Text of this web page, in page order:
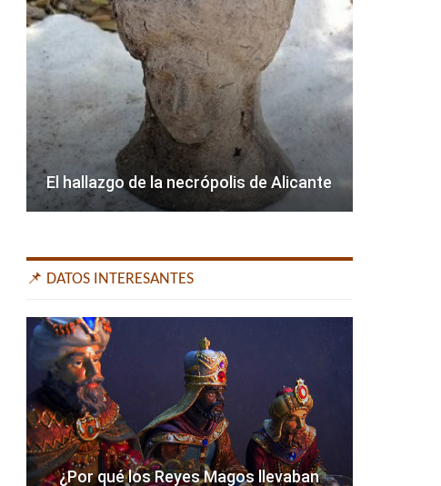
El hallazgo de la necrópolis de Alicante
📌 DATOS INTERESANTES
¿Por qué los Reyes Magos llevaban